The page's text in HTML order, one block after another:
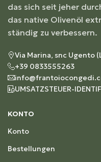
das sich seit jeher
das native Olivenöl
ständig zu verbessern.
Via Marina, snc Ugento
+39 0833555263
UMSATZSTEUER-
KONTO
Konto
Bestellungen